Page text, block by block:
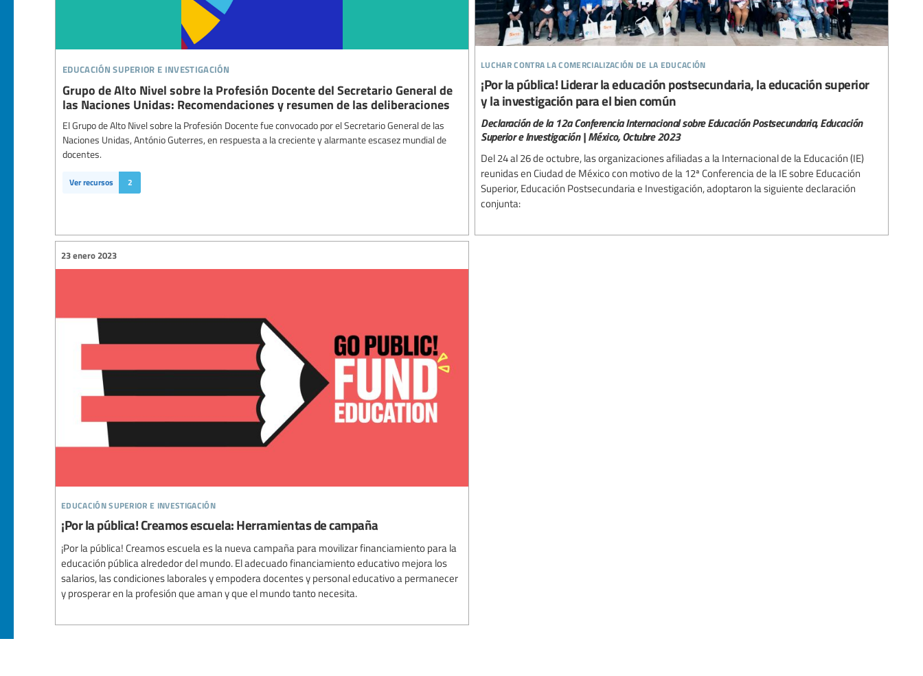
educación superior e investigación
Grupo de Alto Nivel sobre la Profesión Docente del Secretario General de
las Naciones Unidas: Recomendaciones y resumen de las deliberaciones
El Grupo de Alto Nivel sobre la Profesión Docente fue convocado por el Secretario General de las
Naciones Unidas, António Guterres, en respuesta a la creciente y alarmante escasez mundial de
docentes.
Ver recursos 2
luchar contra la comercialización de la educación
¡Por la pública! Liderar la educación postsecundaria, la educación superior
y la investigación para el bien común
Declaración de la 12a Conferencia Internacional sobre Educación Postsecundaria, Educación
Superior e Investigación | México, Octubre 2023
Del 24 al 26 de octubre, las organizaciones afiliadas a la Internacional de la Educación (IE)
reunidas en Ciudad de México con motivo de la 12ª Conferencia de la IE sobre Educación
Superior, Educación Postsecundaria e Investigación, adoptaron la siguiente declaración
conjunta:
educación superior e investigación
23 enero 2023
¡Por la pública! Creamos escuela: Herramientas de campaña
¡Por la pública! Creamos escuela es la nueva campaña para movilizar financiamiento para la
educación pública alrededor del mundo. El adecuado financiamiento educativo mejora los
salarios, las condiciones laborales y empodera docentes y personal educativo a permanecer
y prosperar en la profesión que aman y que el mundo tanto necesita.